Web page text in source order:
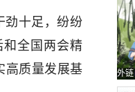
劲十足，纷纷
全国两会精
高质量发展基
外链